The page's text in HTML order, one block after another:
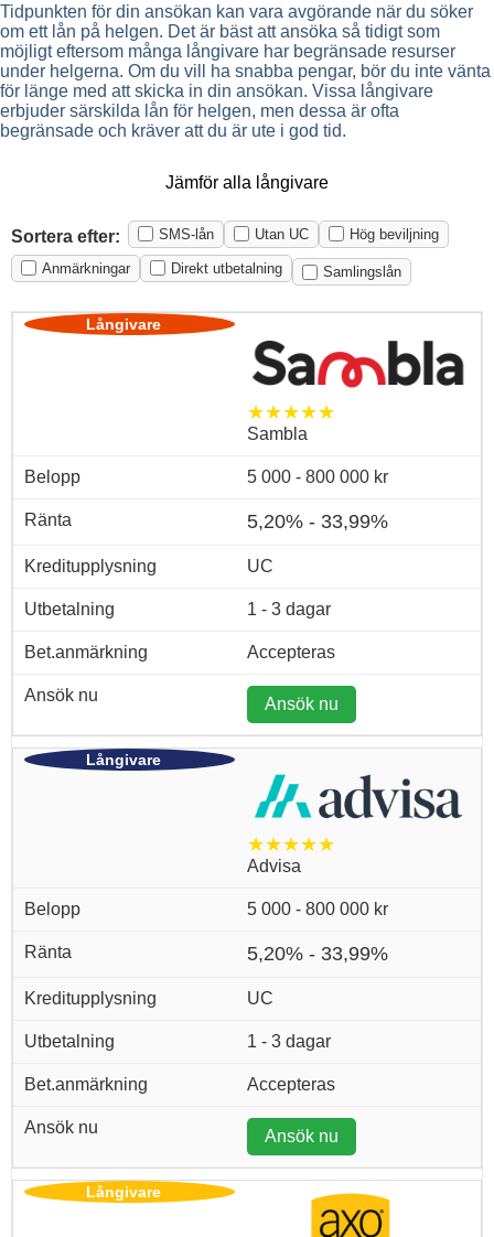
Tidpunkten för din ansökan kan vara avgörande när du söker
om ett lån på helgen. Det är bäst att ansöka så tidigt som
möjligt eftersom många långivare har begränsade resurser
under helgerna. Om du vill ha snabba pengar, bör du inte vänta
för länge med att skicka in din ansökan. Vissa långivare
erbjuder särskilda lån för helgen, men dessa är ofta
begränsade och kräver att du är ute i god tid.
Jämför alla långivare
Sortera efter: SMS-lån Utan UC Hög beviljning
Anmärkningar Direkt utbetalning Samlingslån
★★★★★
Sambla
5 000 - 800 000 kr
5,20% - 33,99%
UC
1 - 3 dagar
Accepteras
Ansök nu
★★★★★
Advisa
5 000 - 800 000 kr
5,20% - 33,99%
UC
1 - 3 dagar
Accepteras
Ansök nu